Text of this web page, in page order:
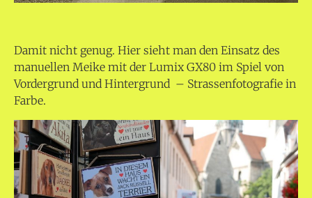
Damit nicht genug. Hier sieht man den Einsatz des
manuellen Meike mit der Lumix GX80 im Spiel von
Vordergrund und Hintergrund – Strassenfotografie in
Farbe.